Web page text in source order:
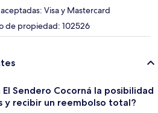
Visa y Mastercard
de propiedad: 102526
Sendero Cocorná la posibilidad
y recibir un reembolso total?